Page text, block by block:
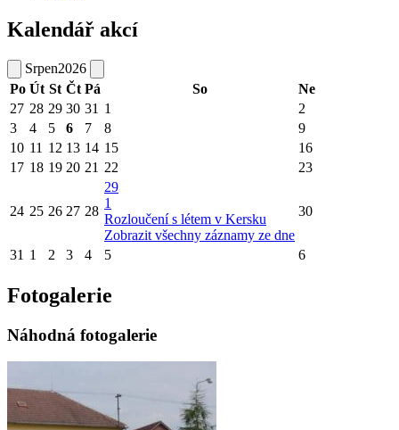
Kalendář akcí
Srpen2026
Po Út St Čt Pá So
Ne
27 28 29 30 31 1
2
3
4 5 6 7 8
9
10 11 12 13 14 15
16
17 18 19 20 21 22 23
24 25 26 27 28
29
1
Rozloučení s létem v Kersku
Zobrazit všechny záznamy ze dne
30
31 1 2 3 4 5 6
Fotogalerie
Náhodná fotogalerie